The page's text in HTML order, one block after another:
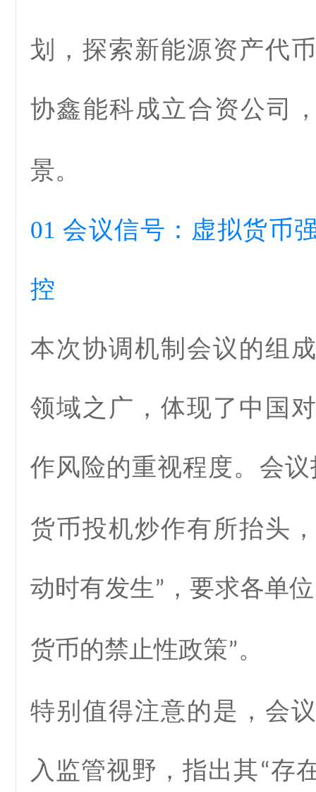
划，探索新能源资产代
协鑫能科成立合资公司
景。
01会议信号：虚拟货币
控
本次协调机制会议的组
领域之广，体现了中国
作风险的重视程度。会
货币投机炒作有所抬头
动时有发生 ” ，要求各单位
货币的禁止性政策”。
特别值得注意的是，会
入监管视野，指出其“存